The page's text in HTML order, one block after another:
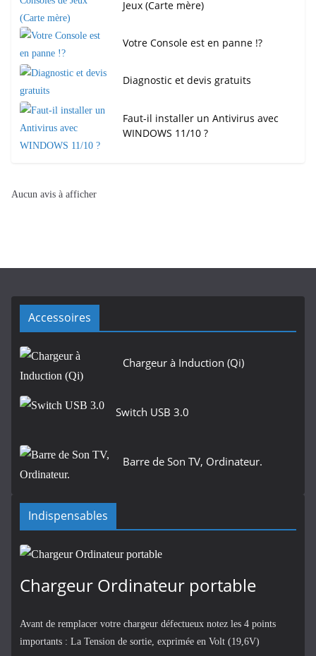
Jeux (Carte mère)
Votre Console est en panne !?
Diagnostic et devis gratuits
Faut-il installer un Antivirus avec
WINDOWS 11/10 ?
Aucun avis à afficher
Accessoires
Chargeur à Induction (Qi)
Switch USB 3.0
Barre de Son TV, Ordinateur.
Indispensables
Chargeur Ordinateur portable
Avant de remplacer votre chargeur défectueux notez les 4 points
importants : La Tension de sortie, exprimée en Volt (19,6V)